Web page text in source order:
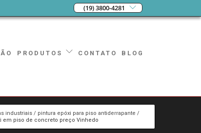
(19) 3800-4281
PRODUTOS CONTATO BLOG
industriais
pintura epóxi para piso antiderrapante
em piso de concreto preço Vinhedo